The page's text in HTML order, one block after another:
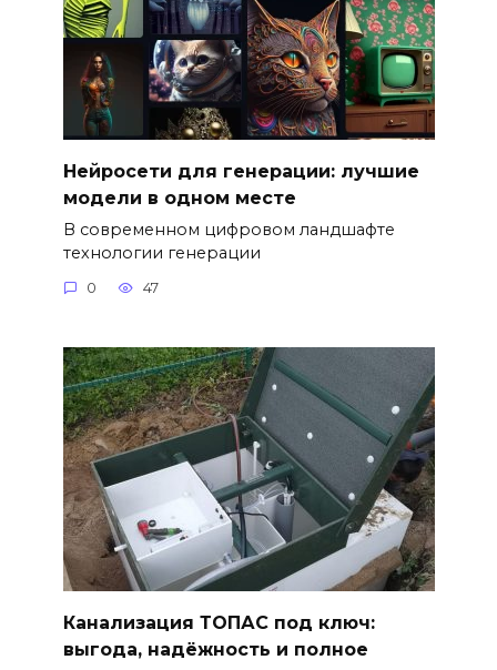
Нейросети для генерации: лучшие
модели в одном месте
В современном цифровом ландшафте
технологии генерации
0 47
Канализация ТОПАС под ключ:
выгода, надёжность и полное